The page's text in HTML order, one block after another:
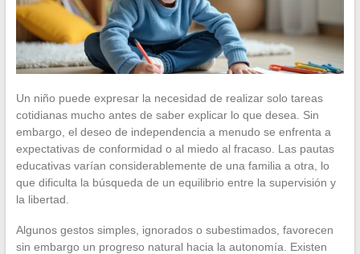
Un niño puede expresar la necesidad de realizar solo tareas
cotidianas mucho antes de saber explicar lo que desea. Sin
embargo, el deseo de independencia a menudo se enfrenta a
expectativas de conformidad o al miedo al fracaso. Las pautas
educativas varían considerablemente de una familia a otra, lo
que dificulta la búsqueda de un equilibrio entre la supervisión y
la libertad.
Algunos gestos simples, ignorados o subestimados, favorecen
sin embargo un progreso natural hacia la autonomía. Existen